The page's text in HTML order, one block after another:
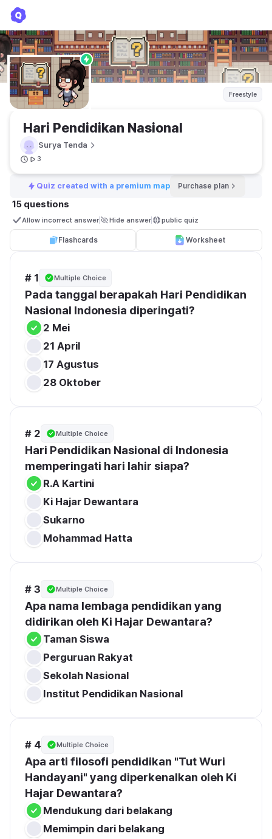
Freestyle
Hari Pendidikan Nasional
Surya Tenda
3
Quiz created with a premium map Purchase plan
15 questions
Allow incorrect answer Hide answer public quiz
Flashcards Worksheet
# 1 Multiple Choice
Pada tanggal berapakah Hari Pendidikan
2 Mei
21 April
17 Agustus
28 Oktober
# 2 Multiple Choice
Hari Pendidikan Nasional di Indonesia
memperingati hari lahir siapa?
R.A Kartini
Ki Hajar Dewantara
Sukarno
Mohammad Hatta
# 3 Multiple Choice
Apa nama lembaga pendidikan yang
didirikan oleh Ki Hajar Dewantara?
Taman Siswa
Perguruan Rakyat
Sekolah Nasional
Institut Pendidikan Nasional
# 4 Multiple Choice
Apa arti filosofi pendidikan "Tut Wuri
Handayani" yang diperkenalkan oleh Ki
Hajar Dewantara?
Mendukung dari belakang
Memimpin dari belakang